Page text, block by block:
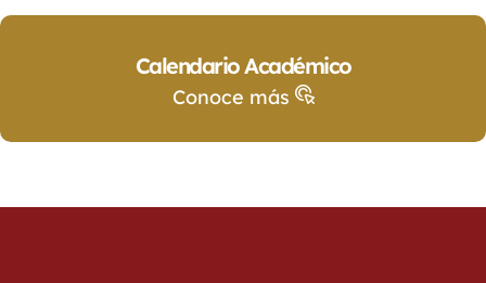
Calendario Académico
Conoce más